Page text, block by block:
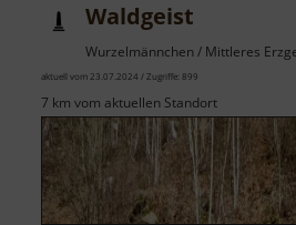
Waldgeist
Wurzelmännchen / Mittleres
aktuell vom 23.07.2024 / Zugriffe: 899
7 km vom aktuellen Standort